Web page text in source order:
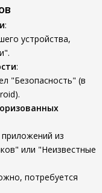
:
устройства,
:
"Безопасность" (в
из
или "Неизвестные
потребуется